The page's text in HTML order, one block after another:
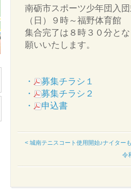
南砺市スポーツ少年団入
（日）９時～福野体育館
集合完了は８時３０分と
願いいたします。
・
募集チラシ１
・
募集チラシ２
・
申込書
< 城南テニスコート使用開始♪ナイター
令